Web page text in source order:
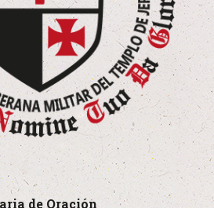
de Oración